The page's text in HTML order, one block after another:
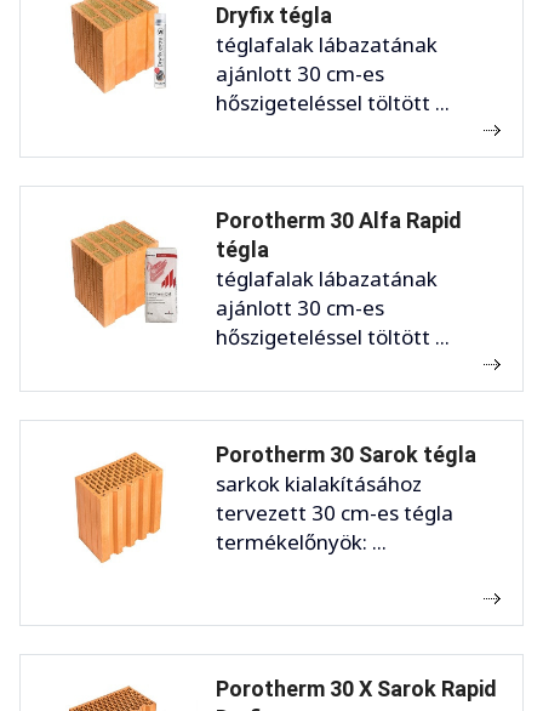
Dryfix tégla
téglafalak lábazatának
ajánlott 30 cm-es
hőszigeteléssel töltött ...
Porotherm 30 Alfa Rapid
tégla
téglafalak lábazatának
ajánlott 30 cm-es
hőszigeteléssel töltött ...
Porotherm 30 Sarok tégla
sarkok kialakításához
tervezett 30 cm-es tégla
termékelőnyök: ...
Porotherm 30 X Sarok Rapid